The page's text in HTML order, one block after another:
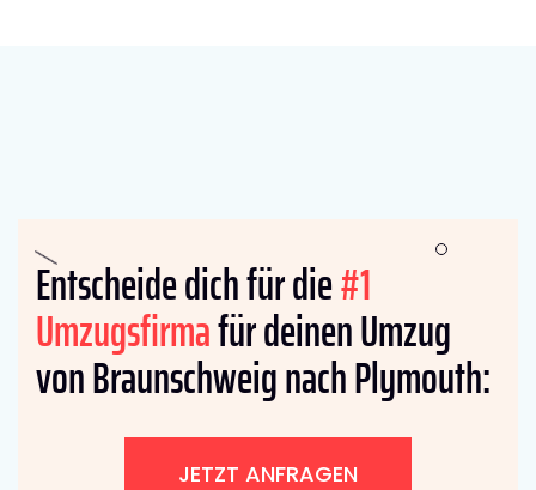
Entscheide dich für die#1
Umzugsfirmafür deinen Umzug
von Braunschweig nach Plymouth:
JETZT ANFRAGEN